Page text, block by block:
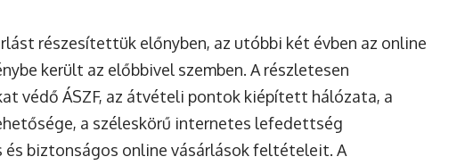
részesítettük előnyben, az utóbbi két évben az online
került az előbbivel szemben. A részletesen
védő ÁSZF, az átvételi pontok kiépített hálózata, a
a széleskörű internetes lefedettség
biztonságos online vásárlások feltételeit. A